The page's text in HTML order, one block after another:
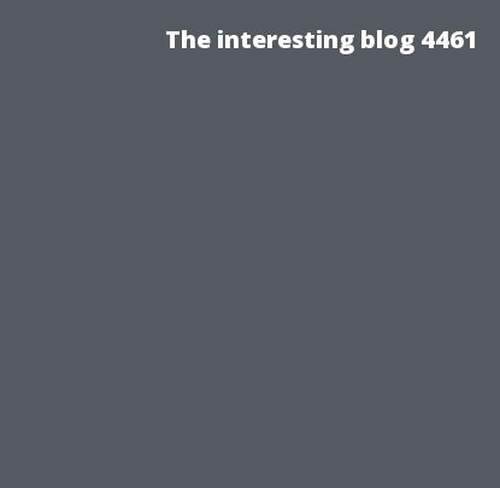
The interesting blog 4461